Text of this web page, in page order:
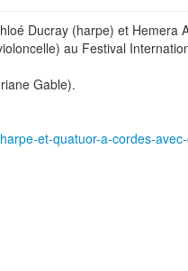
Ducray (harpe) et
au Festival
Gable).
et-quatuor-a-cordes-